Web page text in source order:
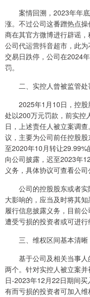
案情回溯，2023年年底
涨。不过公司这番蹭热点
商在其官方微博进行辟谣
公司代运营抖音超市，此
交易日跌停，公司在2024
罚。
二、实控人曾被监管处
2025年1月10日，控股
处以200万元罚款，前实控
日，上述责任人被立案调
议，主要为公司前任控股
至2020年10月转让
向公司披露，迟至2023年
义务，具体协议可查看公司
公司的控股股东或者实
大影响的，应当及时将其
履行信息披露义务，目前
遭受亏损的投资者或可进行
三、维权区间基本清晰
基于公司及相关当事人
两个。针对实控人被立案
日-2023年12月22日期间
有而亏损的投资者可加入维